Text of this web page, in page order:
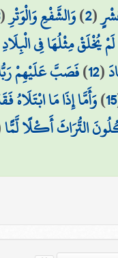
(
2
)وَالشَّفْعِ وَالْوَتْرِ(
يُخْلَقْ مِثْلُهَا فِي الْبِلَادِ
(
12
)فَصَبَّ عَلَيْهِمْ
15
)وَأَمَّا إِذَا مَا
التُّرَاثَ أَكْلًا لَّمًّا